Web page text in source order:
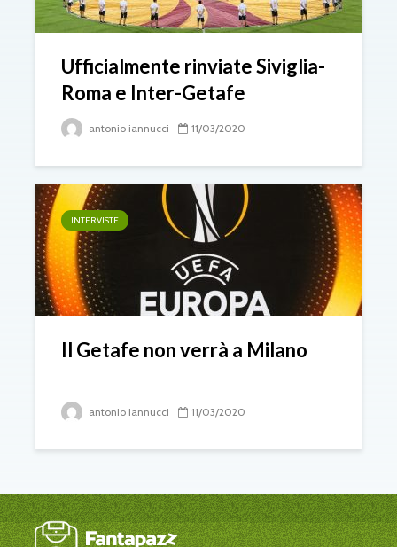
Ufficialmente rinviate Siviglia-
Roma e Inter-Getafe
antonio iannucci 11/03/2020
INTERVISTE
Il Getafe non verrà a Milano
antonio iannucci 11/03/2020